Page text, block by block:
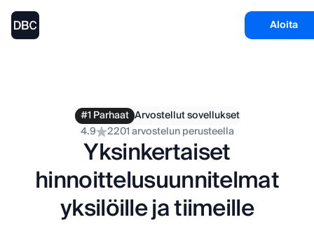
Aloita
#1 Parhaat Arvostellut sovellukset
4.9
2201 arvostelun perusteella
Yksinkertaiset
hinnoittelusuunnitelmat
yksilöille ja tiimeille